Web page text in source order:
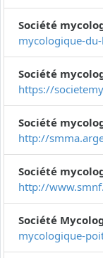
Société
mycologique-
Société
https://
Société
http://
Société
http://
Société
mycologique-